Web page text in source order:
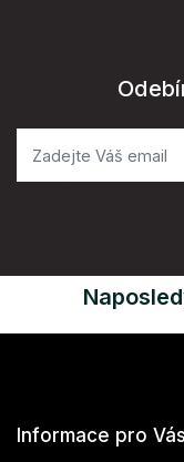
Informace pro Vás